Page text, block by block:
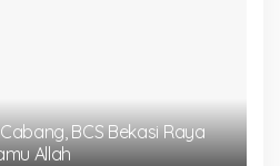
BCS Bekasi Raya
Allah